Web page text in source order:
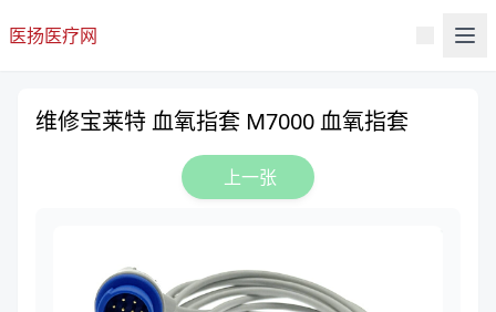
医扬医疗网
维修宝莱特 血氧指套 M7000 血氧指套
上一张